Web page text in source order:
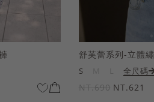
舒芙蕾系列-立體
S 全尺碼
NT.690 NT.621